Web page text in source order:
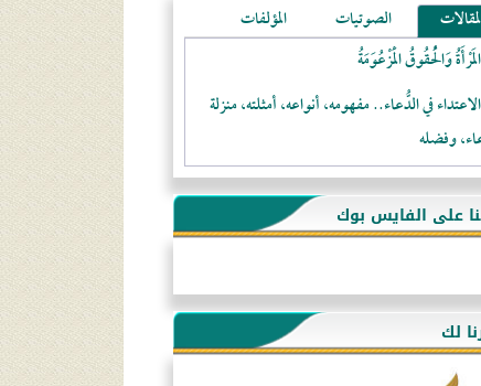
الصوتيات
المؤلفات
وَالْحُقُوقُ الْمَزْعُوَمَةُ
في الدُّعاء.. مفهومه، أنواعه، أمثلته، منزلة
وفضله
تتَّبعوا عورات الـمسلمين
النَّصيحة عند الصَّحابة الكرام رضي الله عنهم
سبيلنا فماذا تنقمون؟!
بَـيْـتِ الـمُسْـلِمِ
على الفايس بوك
لك